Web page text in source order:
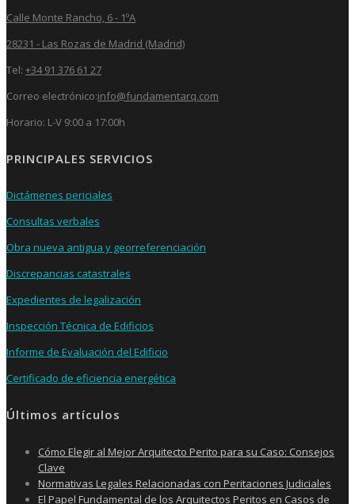
Calle Monte Rancho, 6 - 1ºA
28231 - Las Rozas de Madrid (Madrid)
Tel: +34 91 376 61 27
Correo electrónico:info@fundamentarq.com
Horario: L-V 9:00 a 17:00h
PRINCIPALES SERVICIOS
Dictámenes periciales
Consultas verbales
Obra nueva antigua y georreferenciación
Discrepancias catastrales
Expedientes de legalización
Inspección Técnica de Edificios
Informe de Evaluación del Edificio
Certificado de eficiencia energética
Últimos artículos
Cómo Elegir al Mejor Arquitecto Perito para su Caso: Consejos
Clave
Normativas Legales Relacionadas con Peritaciones Judiciales
El Papel Fundamental de los Arquitectos Peritos en Casos de